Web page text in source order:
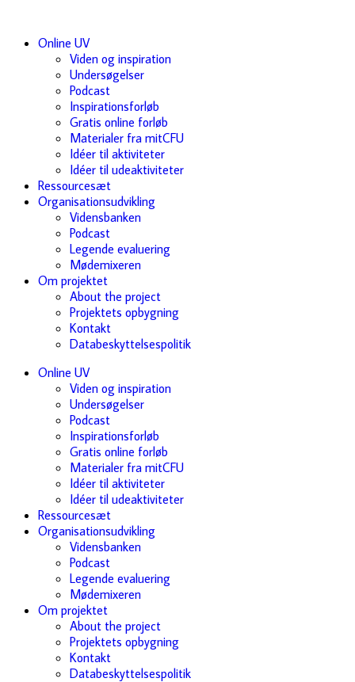
Online UV
Viden og inspiration
Undersøgelser
Podcast
Inspirationsforløb
Gratis online forløb
Materialer fra mitCFU
Idéer til aktiviteter
Idéer til udeaktiviteter
Ressourcesæt
Organisationsudvikling
Vidensbanken
Podcast
Legende evaluering
Mødemixeren
Om projektet
About the project
Projektets opbygning
Kontakt
Databeskyttelsespolitik
Online UV
Viden og inspiration
Undersøgelser
Podcast
Inspirationsforløb
Gratis online forløb
Materialer fra mitCFU
Idéer til aktiviteter
Idéer til udeaktiviteter
Ressourcesæt
Organisationsudvikling
Vidensbanken
Podcast
Legende evaluering
Mødemixeren
Om projektet
About the project
Projektets opbygning
Kontakt
Databeskyttelsespolitik